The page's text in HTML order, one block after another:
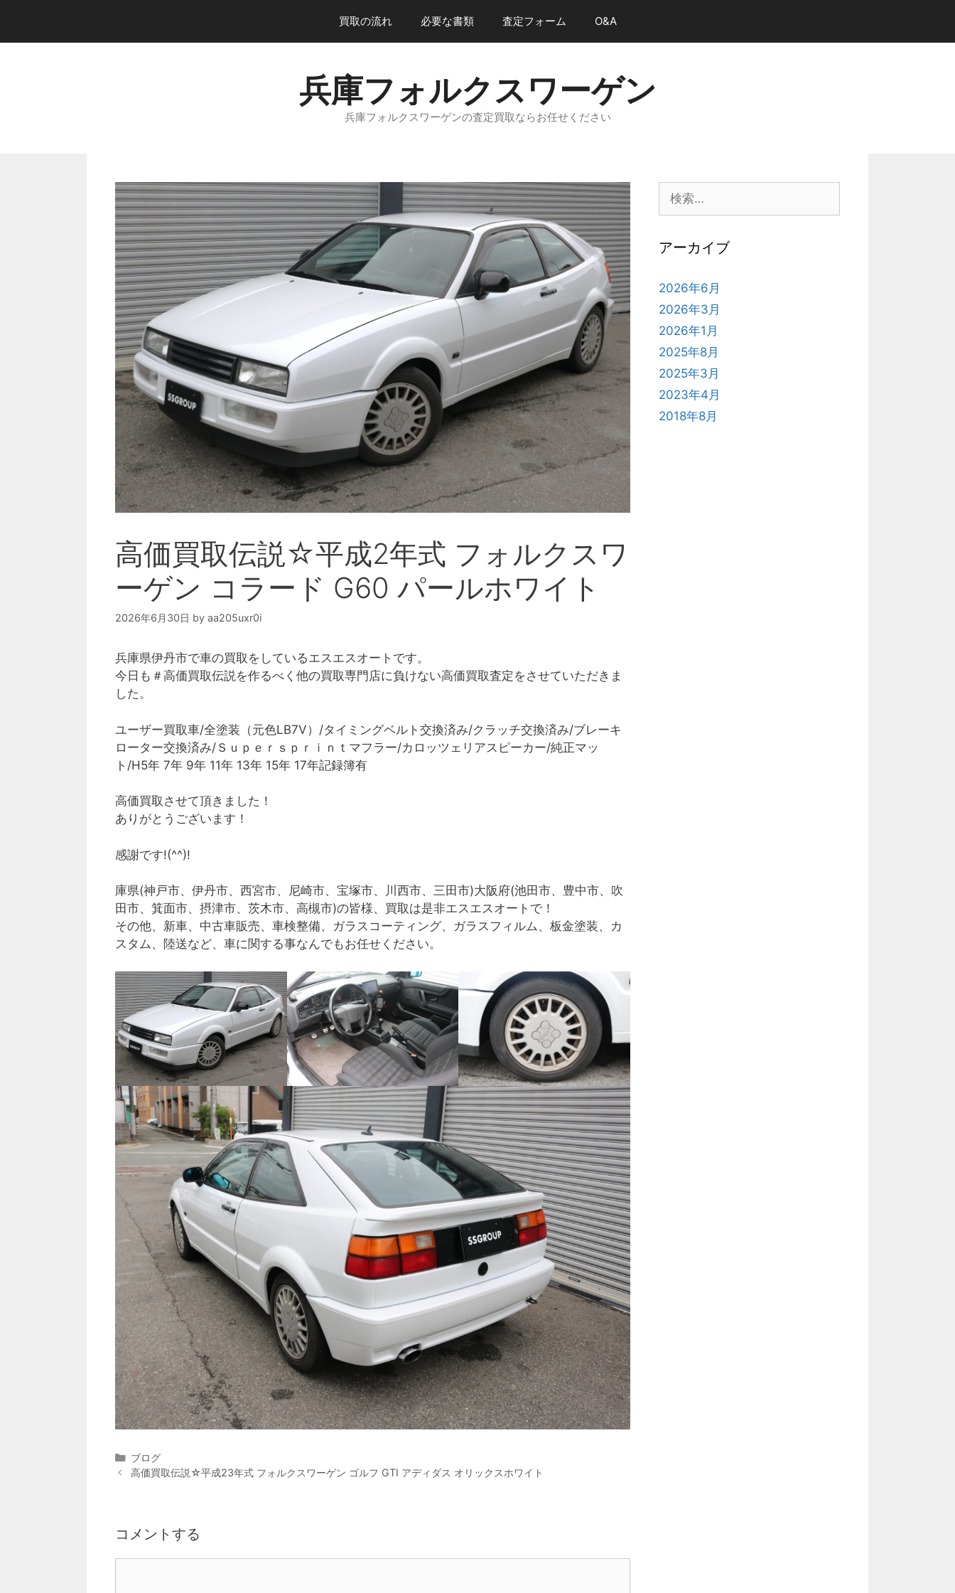
テ
買取の流れ 必要な書類 査定フォーム O&A
兵庫フォルクスワーゲン
兵庫フォルクスワーゲンの査定買取ならお任せください
高価買取伝説☆平成2年式 フォルクスワ
ーゲン コラード G60 パールホワイト
2026年6月30日 by aa205uxr0i
兵庫県伊丹市で車の買取をしているエスエスオートです。
今日も＃高価買取伝説を作るべく他の買取専門店に負けない高価買取査定をさせていただきま
した。
ユーザー買取車/全塗装（元色LB7V）/タイミングベルト交換済み/クラッチ交換済み/ブレーキ
ローター交換済み/Ｓｕｐｅｒｓｐｒｉｎｔマフラー/カロッツェリアスピーカー/純正マッ
ト/H5年 7年 9年 11年 13年 15年 17年記録簿有
高価買取させて頂きました！
ありがとうございます！
感謝です!(^^)!
庫県(神戸市、伊丹市、西宮市、尼崎市、宝塚市、川西市、三田市)大阪府(池田市、豊中市、吹
田市、箕面市、摂津市、茨木市、高槻市)の皆様、買取は是非エスエスオートで！
その他、新車、中古車販売、車検整備、ガラスコーティング、ガラスフィルム、板金塗装、カ
スタム、陸送など、車に関する事なんでもお任せください。
カ
テ
ブログ
高価買取伝説☆平成23年式 フォルクスワーゲン ゴルフ GTI アディダス オリックスホワイト
コメントする
索:
アーカイブ
2026年6月
2026年3月
2026年1月
2025年8月
2025年3月
2023年4月
2018年8月